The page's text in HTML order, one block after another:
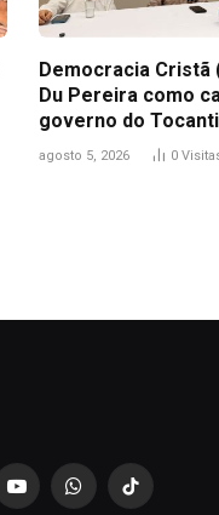
Democracia Cristã
Du Pereira como
governo do
agosto 5, 2026 0
YouTubeWhatsAppTikTok